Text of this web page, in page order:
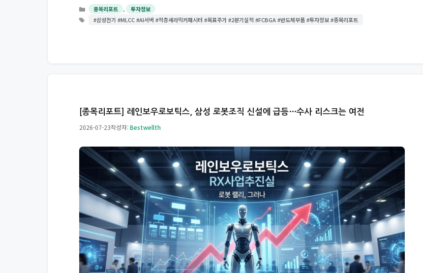
카
테
종목리포트 , 투자정보
태#삼성전기 #MLCC #AI서버 #적층세라믹커패시터 #목표주가 #2분기실적 #FCBGA #반도체부품 #투자정보 #종목리포트
[종목리포트] 레인보우로보틱스, 삼성 로봇조직 신설에 급등…수사 리스크는 여전
2026-07-23작성자:Bestwellth